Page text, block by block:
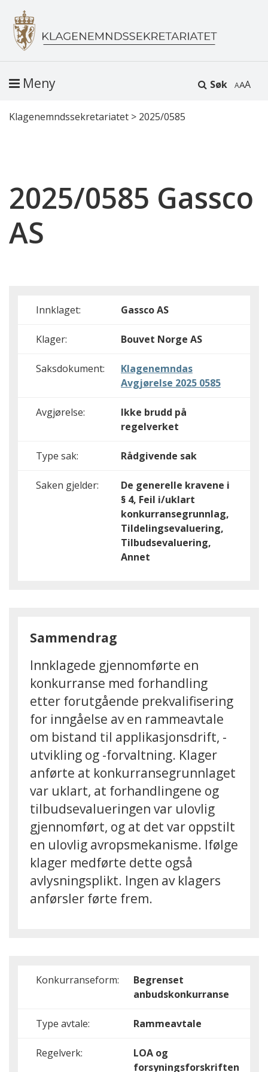
Søk A
Meny
Klagenemndssekretariatet > 2025/0585
2025/0585 Gassco
AS
Innklaget: Gassco AS
Klager: Bouvet Norge AS
Saksdokument:
Klagenemndas
Avgjørelse 2025 0585
Avgjørelse:
Ikke brudd på
regelverket
Type sak: Rådgivende sak
Saken gjelder:
De generelle kravene i
§ 4, Feil i/uklart
konkurransegrunnlag,
Tildelingsevaluering,
Tilbudsevaluering,
Annet
Sammendrag
Innklagede gjennomførte en
konkurranse med forhandling
etter forutgående prekvalifisering
for inngåelse av en rammeavtale
om bistand til applikasjonsdrift, -
utvikling og -forvaltning. Klager
anførte at konkurransegrunnlaget
var uklart, at forhandlingene og
tilbudsevalueringen var ulovlig
gjennomført, og at det var oppstilt
en ulovlig avropsmekanisme. Ifølge
klager medførte dette også
avlysningsplikt. Ingen av klagers
anførsler førte frem.
Konkurranseform:
Begrenset
anbudskonkurranse
Type avtale: Rammeavtale
Regelverk:
LOA og
forsyningsforskriften